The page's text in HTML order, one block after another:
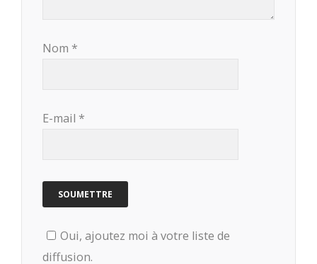
Nom *
E-mail *
Oui, ajoutez moi à votre liste de
diffusion.